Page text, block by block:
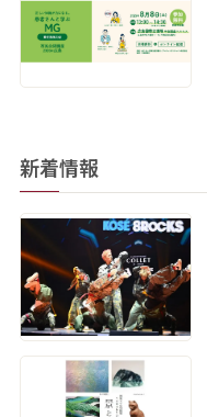
新着情報